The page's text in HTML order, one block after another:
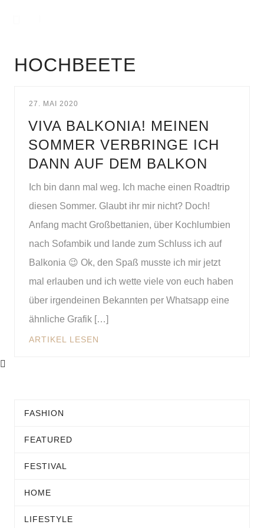
HOCHBEETE
27. MAI 2020
VIVA BALKONIA! MEINEN
SOMMER VERBRINGE ICH
DANN AUF DEM BALKON
Ich bin dann mal weg. Ich mache einen Roadtrip
diesen Sommer. Glaubt ihr mir nicht? Doch!
Anfang macht Großbettanien, über Kochlumbien
nach Sofambik und lande zum Schluss ich auf
Balkonia 😉 Ok, den Spaß musste ich mir jetzt
mal erlauben und ich wette viele von euch haben
über irgendeinen Bekannten per Whatsapp eine
ähnliche Grafik […]
ARTIKEL LESEN
FASHION
FEATURED
FESTIVAL
HOME
LIFESTYLE